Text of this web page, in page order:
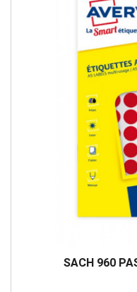
SACH 960